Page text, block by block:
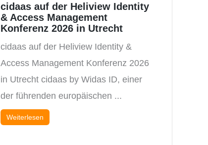
cidaas auf der Heliview Identity
& Access Management
Konferenz 2026 in Utrecht
cidaas auf der Heliview Identity &
Access Management Konferenz 2026
in Utrecht cidaas by Widas ID, einer
der führenden europäischen ...
Weiterlesen